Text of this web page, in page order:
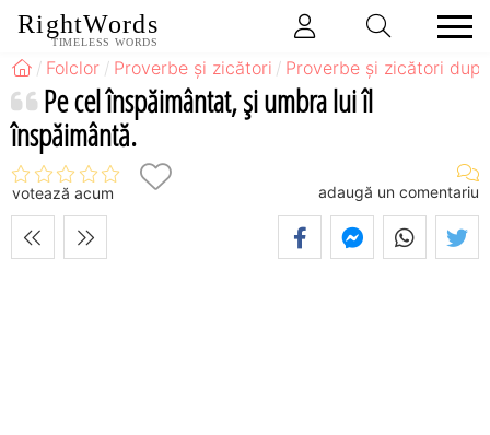
RightWords
TIMELESS WORDS
Folclor Proverbe și zicători Proverbe și zicători
Pe cel înspăimântat, şi umbra lui îl
înspăimântă.
votează acum adaugă un comentariu